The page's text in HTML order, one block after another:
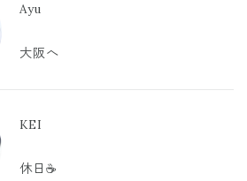
Ayu
大阪へ
KEI
休日☕️